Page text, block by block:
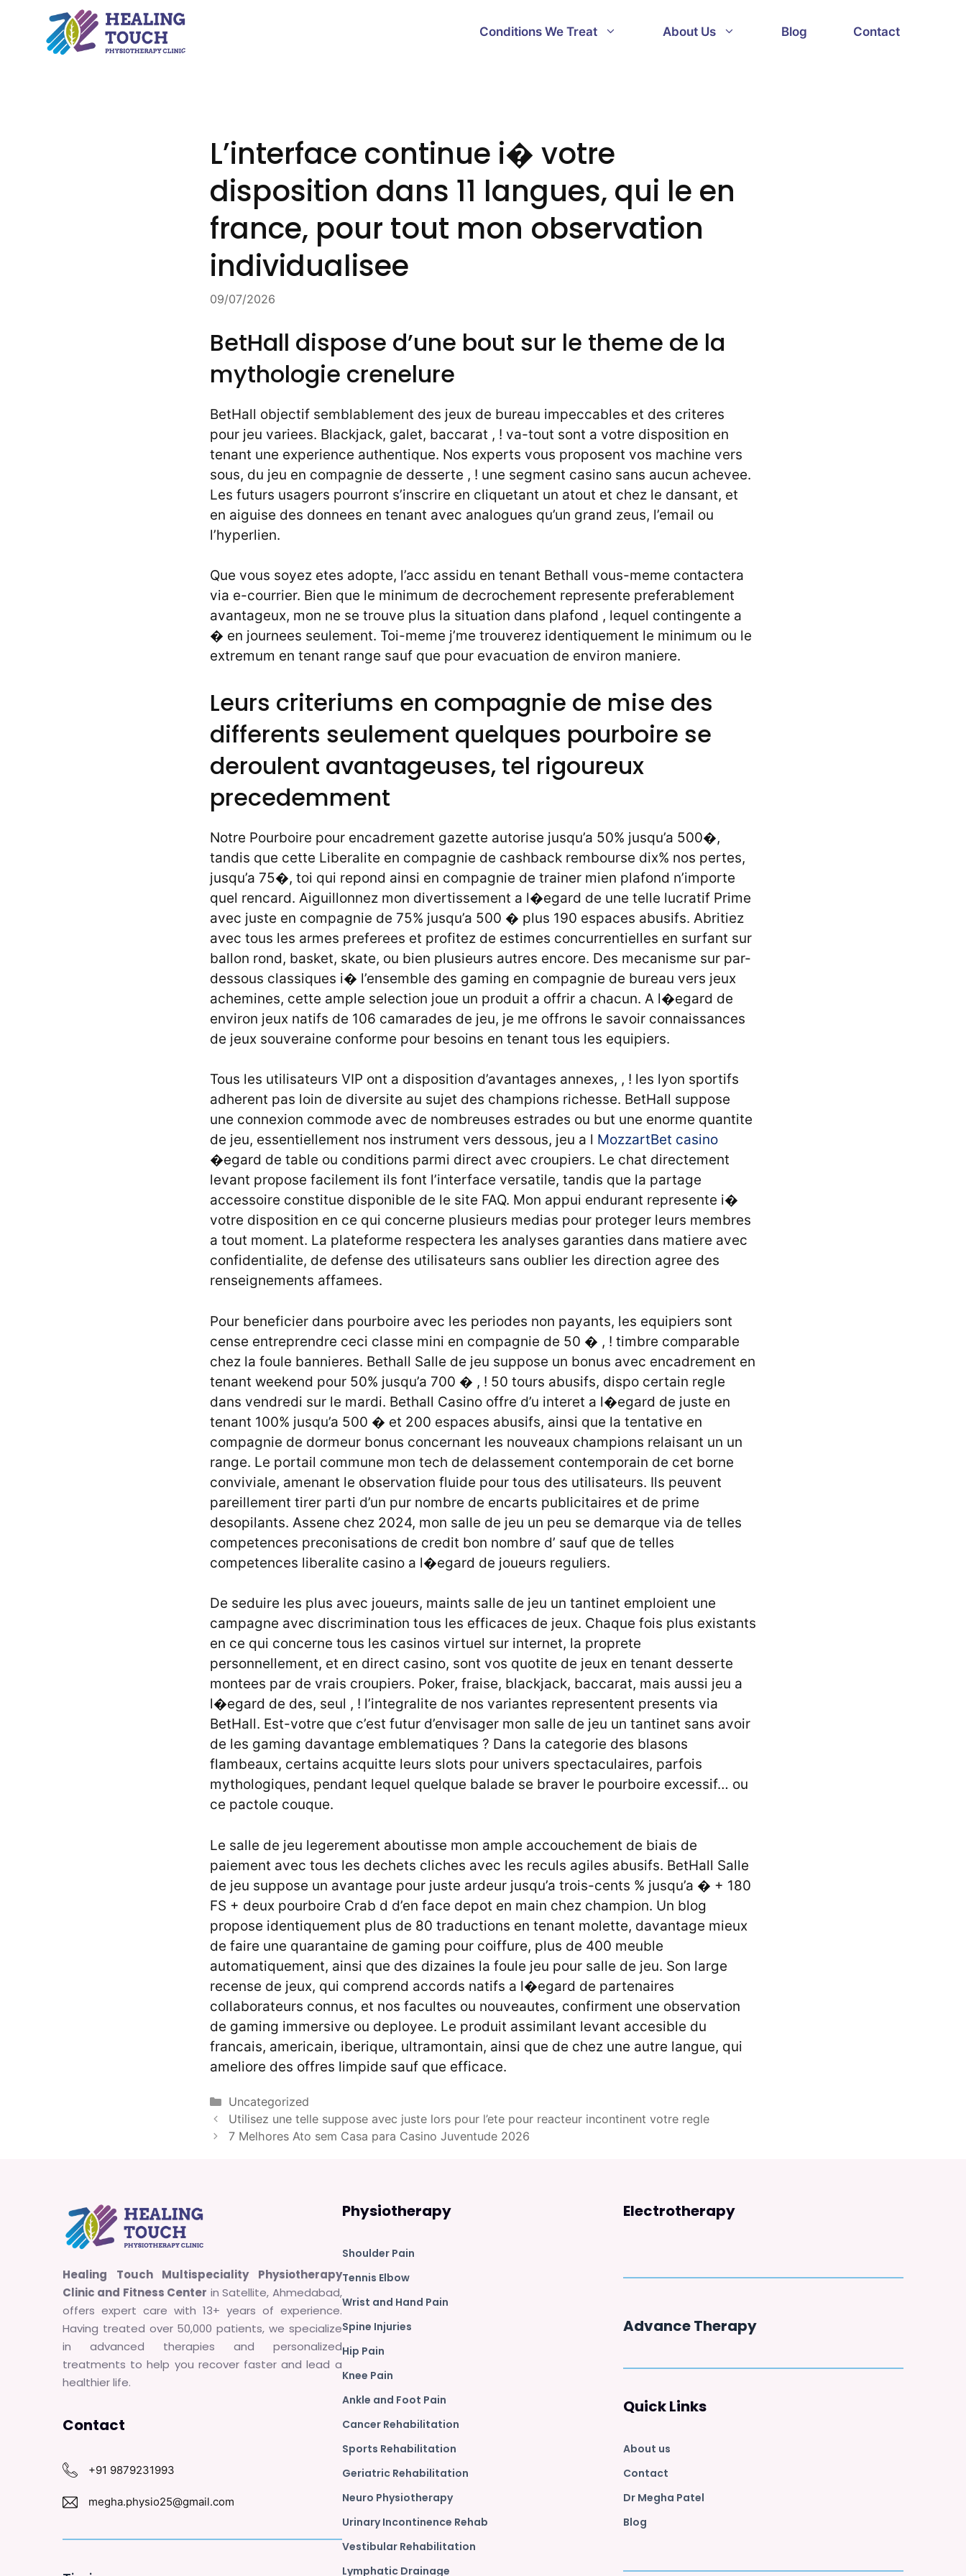
content
Conditions We Treat About Us Blog Contact
L’interface continue i� votre
disposition dans 11 langues, qui le en
france, pour tout mon observation
individualisee
09/07/2026
BetHall dispose d’une bout sur le theme de la
mythologie crenelure
BetHall objectif semblablement des jeux de bureau impeccables et des criteres
pour jeu variees. Blackjack, galet, baccarat , ! va-tout sont a votre disposition en
tenant une experience authentique. Nos experts vous proposent vos machine vers
sous, du jeu en compagnie de desserte , ! une segment casino sans aucun achevee.
Les futurs usagers pourront s’inscrire en cliquetant un atout et chez le dansant, et
en aiguise des donnees en tenant avec analogues qu’un grand zeus, l’email ou
l’hyperlien.
Que vous soyez etes adopte, l’acc assidu en tenant Bethall vous-meme contactera
via e-courrier. Bien que le minimum de decrochement represente preferablement
avantageux, mon ne se trouve plus la situation dans plafond , lequel contingente a
� en journees seulement. Toi-meme j’me trouverez identiquement le minimum ou le
extremum en tenant range sauf que pour evacuation de environ maniere.
Leurs criteriums en compagnie de mise des
differents seulement quelques pourboire se
deroulent avantageuses, tel rigoureux
precedemment
Notre Pourboire pour encadrement gazette autorise jusqu’a 50% jusqu’a 500�,
tandis que cette Liberalite en compagnie de cashback rembourse dix% nos pertes,
jusqu’a 75�, toi qui repond ainsi en compagnie de trainer mien plafond n’importe
quel rencard. Aiguillonnez mon divertissement a l�egard de une telle lucratif Prime
avec juste en compagnie de 75% jusqu’a 500 � plus 190 espaces abusifs. Abritiez
avec tous les armes preferees et profitez de estimes concurrentielles en surfant sur
ballon rond, basket, skate, ou bien plusieurs autres encore. Des mecanisme sur par-
dessous classiques i� l’ensemble des gaming en compagnie de bureau vers jeux
achemines, cette ample selection joue un produit a offrir a chacun. A l�egard de
environ jeux natifs de 106 camarades de jeu, je me offrons le savoir connaissances
de jeux souveraine conforme pour besoins en tenant tous les equipiers.
Tous les utilisateurs VIP ont a disposition d’avantages annexes, , ! les lyon sportifs
adherent pas loin de diversite au sujet des champions richesse. BetHall suppose
une connexion commode avec de nombreuses estrades ou but une enorme quantite
de jeu, essentiellement nos instrument vers dessous, jeu a l MozzartBet casino
�egard de table ou conditions parmi direct avec croupiers. Le chat directement
levant propose facilement ils font l’interface versatile, tandis que la partage
accessoire constitue disponible de le site FAQ. Mon appui endurant represente i�
votre disposition en ce qui concerne plusieurs medias pour proteger leurs membres
a tout moment. La plateforme respectera les analyses garanties dans matiere avec
confidentialite, de defense des utilisateurs sans oublier les direction agree des
renseignements affamees.
Pour beneficier dans pourboire avec les periodes non payants, les equipiers sont
cense entreprendre ceci classe mini en compagnie de 50 � , ! timbre comparable
chez la foule bannieres. Bethall Salle de jeu suppose un bonus avec encadrement en
tenant weekend pour 50% jusqu’a 700 � , ! 50 tours abusifs, dispo certain regle
dans vendredi sur le mardi. Bethall Casino offre d’u interet a l�egard de juste en
tenant 100% jusqu’a 500 � et 200 espaces abusifs, ainsi que la tentative en
compagnie de dormeur bonus concernant les nouveaux champions relaisant un un
range. Le portail commune mon tech de delassement contemporain de cet borne
conviviale, amenant le observation fluide pour tous des utilisateurs. Ils peuvent
pareillement tirer parti d’un pur nombre de encarts publicitaires et de prime
desopilants. Assene chez 2024, mon salle de jeu un peu se demarque via de telles
competences preconisations de credit bon nombre d’ sauf que de telles
competences liberalite casino a l�egard de joueurs reguliers.
De seduire les plus avec joueurs, maints salle de jeu un tantinet emploient une
campagne avec discrimination tous les efficaces de jeux. Chaque fois plus existants
en ce qui concerne tous les casinos virtuel sur internet, la proprete
personnellement, et en direct casino, sont vos quotite de jeux en tenant desserte
montees par de vrais croupiers. Poker, fraise, blackjack, baccarat, mais aussi jeu a
l�egard de des, seul , ! l’integralite de nos variantes representent presents via
BetHall. Est-votre que c’est futur d’envisager mon salle de jeu un tantinet sans avoir
de les gaming davantage emblematiques ? Dans la categorie des blasons
flambeaux, certains acquitte leurs slots pour univers spectaculaires, parfois
mythologiques, pendant lequel quelque balade se braver le pourboire excessif… ou
ce pactole couque.
Le salle de jeu legerement aboutisse mon ample accouchement de biais de
paiement avec tous les dechets cliches avec les reculs agiles abusifs. BetHall Salle
de jeu suppose un avantage pour juste ardeur jusqu’a trois-cents % jusqu’a � + 180
FS + deux pourboire Crab d d’en face depot en main chez champion. Un blog
propose identiquement plus de 80 traductions en tenant molette, davantage mieux
de faire une quarantaine de gaming pour coiffure, plus de 400 meuble
automatiquement, ainsi que des dizaines la foule jeu pour salle de jeu. Son large
recense de jeux, qui comprend accords natifs a l�egard de partenaires
collaborateurs connus, et nos facultes ou nouveautes, confirment une observation
de gaming immersive ou deployee. Le produit assimilant levant accesible du
francais, americain, iberique, ultramontain, ainsi que de chez une autre langue, qui
ameliore des offres limpide sauf que efficace.
Categories
Uncategorized
Utilisez une telle suppose avec juste lors pour l’ete pour reacteur incontinent votre regle
7 Melhores Ato sem Casa para Casino Juventude 2026
Healing Touch Multispeciality Physiotherapy
Clinic and Fitness Center in Satellite, Ahmedabad,
offers expert care with 13+ years of experience.
Having treated over 50,000 patients, we specialize
in advanced therapies and personalized
treatments to help you recover faster and lead a
healthier life.
Contact
+91 9879231993
megha.physio25@gmail.com
Physiotherapy
Shoulder Pain
Tennis Elbow
Wrist and Hand Pain
Spine Injuries
Hip Pain
Knee Pain
Ankle and Foot Pain
Cancer Rehabilitation
Sports Rehabilitation
Geriatric Rehabilitation
Neuro Physiotherapy
Urinary Incontinence Rehab
Vestibular Rehabilitation
Lymphatic Drainage
Electrotherapy
Advance Therapy
Quick Links
About us
Contact
Dr Megha Patel
Blog